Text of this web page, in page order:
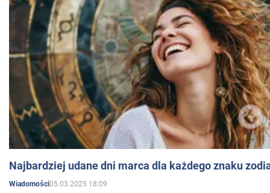
Najbardziej udane dni marca dla każdego znaku
Wiadomości05.03.2025 18:09